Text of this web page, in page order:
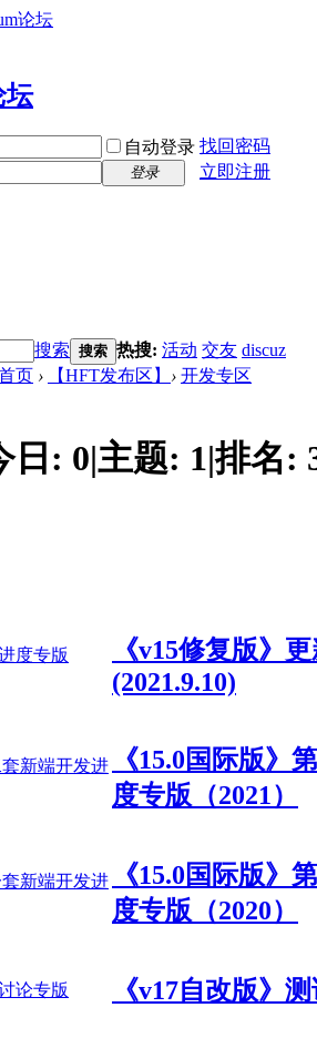
论坛
自动登录 找回密码
登录
立即注册
搜索 搜索 热搜: 活动 交友 discuz
页 › 【HFT发布区】 › 开发专区
日: 0|主题: 1|排名:
《v15修复版》
(2021.9.10)
《15.0国际版》
度专版（2021）
《15.0国际版》
度专版（2020）
《v17自改版》